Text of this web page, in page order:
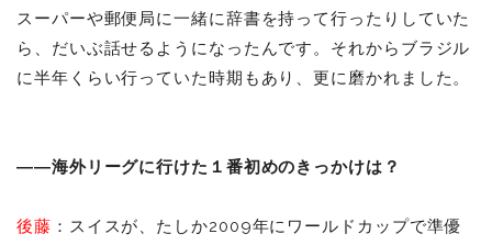
スーパーや郵便局に一緒に辞書を持って行ったりしていた
ら、だいぶ話せるようになったんです。それからブラジル
に半年くらい行っていた時期もあり、更に磨かれました。
――海外リーグに行けた１番初めのきっかけは？
後藤 ：スイスが、たしか2009年にワールドカップで準優